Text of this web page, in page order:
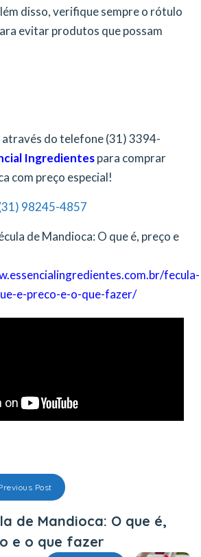
disso, verifique sempre o rótulo
evitar produtos que possam
do telefone (31) 3394-
Ingredientespara comprar
com preço especial!
98245-4857
de Mandioca: O que é, preço e
fecula-
e-preco-e-o-que-fazer/
Post
de Mandioca: O que é,
e o que fazer